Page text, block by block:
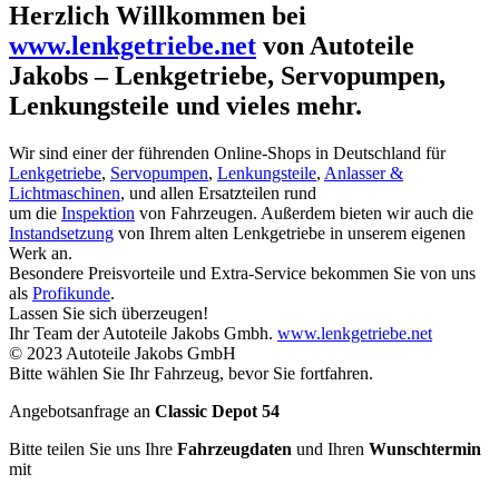
Herzlich Willkommen bei
www.lenkgetriebe.net von Autoteile
Jakobs – Lenkgetriebe, Servopumpen,
Lenkungsteile und vieles mehr.
Wir sind einer der führenden Online-Shops in Deutschland für
Lenkgetriebe, Servopumpen, Lenkungsteile, Anlasser &
Lichtmaschinen, und allen Ersatzteilen rund
um die Inspektion von Fahrzeugen. Außerdem bieten wir auch die
Instandsetzung von Ihrem alten Lenkgetriebe in unserem eigenen
Werk an.
Besondere Preisvorteile und Extra-Service bekommen Sie von uns
als Profikunde.
Lassen Sie sich überzeugen!
Ihr Team der Autoteile Jakobs Gmbh. www.lenkgetriebe.net
© 2023 Autoteile Jakobs GmbH
Bitte wählen Sie Ihr Fahrzeug, bevor Sie fortfahren.
Angebotsanfrage an Classic Depot 54
Bitte teilen Sie uns Ihre Fahrzeugdaten und Ihren Wunschtermin
mit